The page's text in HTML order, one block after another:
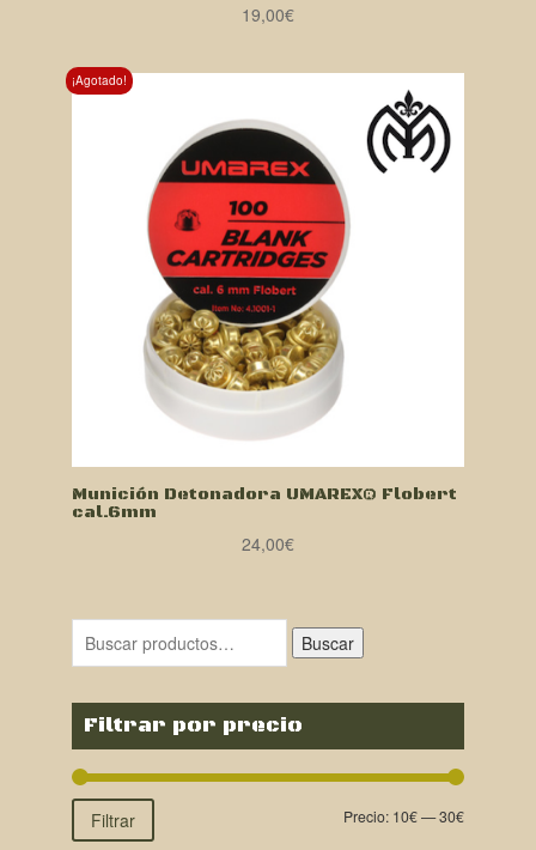
19,00€
¡Agotado!
Munición Detonadora UMAREX® Flobert
cal.6mm
24,00€
Buscar
Filtrar por precio
Filtrar Precio: 10€—30€